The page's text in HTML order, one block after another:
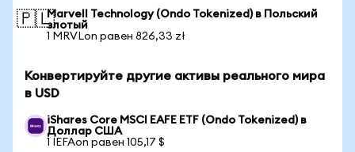
🇵🇱Marvell Technology (Ondo Tokenized) в Польский
злотый
1 MRVLon равен 826,33 zł
Конвертируйте другие активы реального мира
в USD
iShares Core MSCI EAFE ETF (Ondo Tokenized) в
Доллар США
1 IEFAon равен 105,17 $